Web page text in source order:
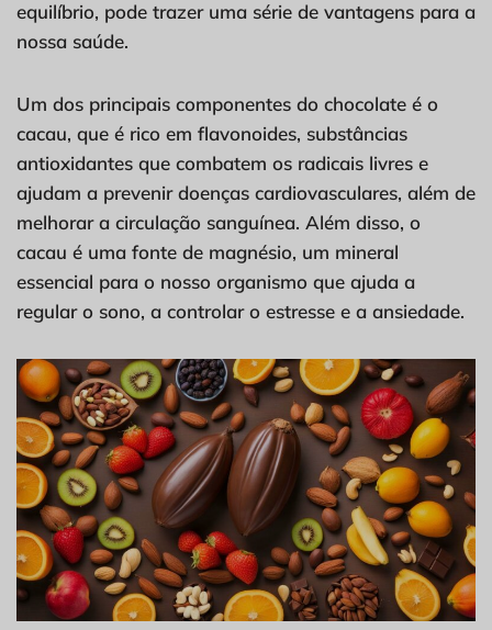
equilíbrio, pode trazer uma série de vantagens para a
nossa saúde.
Um dos principais componentes do chocolate é o
cacau, que é rico em flavonoides, substâncias
antioxidantes que combatem os radicais livres e
ajudam a prevenir doenças cardiovasculares, além de
melhorar a circulação sanguínea. Além disso, o
cacau é uma fonte de magnésio, um mineral
essencial para o nosso organismo que ajuda a
regular o sono, a controlar o estresse e a ansiedade.